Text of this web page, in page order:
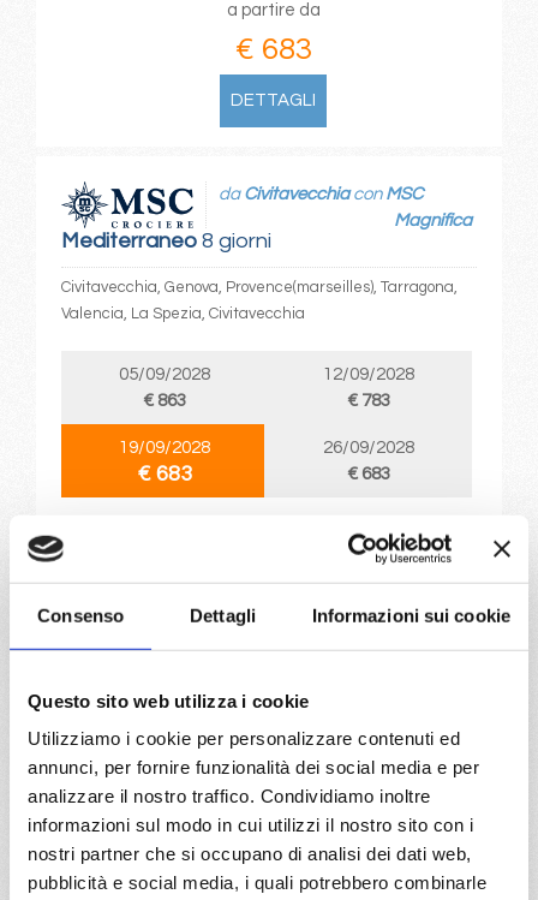
Consenso Dettagli Informazioni sui cookie
Questo sito web utilizza i cookie
Utilizziamo i cookie per personalizzare contenuti ed
annunci, per fornire funzionalità dei social media e per
analizzare il nostro traffico. Condividiamo inoltre
informazioni sul modo in cui utilizzi il nostro sito con i
nostri partner che si occupano di analisi dei dati web,
pubblicità e social media, i quali potrebbero combinarle
a partire da
€ 683
DETTAGLI
Mediterraneo8 giorni
da Civitavecchiacon MSC
Magnifica
Civitavecchia, Genova, Provence(marseilles), Tarragona,
Valencia, La Spezia, Civitavecchia
05/09/2028
€ 863
12/09/2028
€ 783
19/09/2028
€ 683
26/09/2028
€ 683
DETTAGLI
Transoceaniche17 giorni
daCivitavecchia
Grandiosa
Civitavecchia, Palma de mallorca, Barcellona, Madeira
(funchal), San Juan, Miami
28/10/2026